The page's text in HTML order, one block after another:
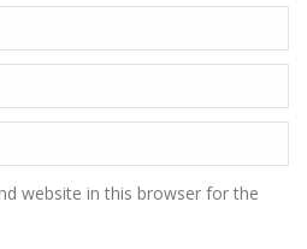
website in this browser for the